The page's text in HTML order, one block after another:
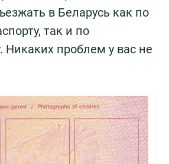
в Беларусь как по
так и по
Никаких проблем у вас не